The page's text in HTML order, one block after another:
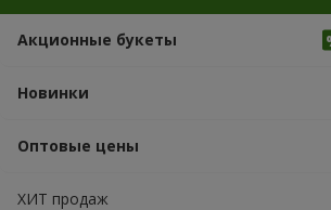
Акционные букеты
Новинки
Оптовые цены
ХИТ продаж